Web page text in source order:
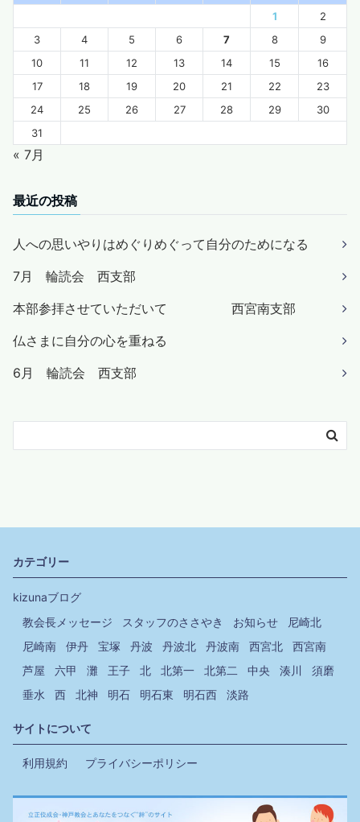
1
2
3
4 5 6 7 8
9
10
11 12 13 14 15
16
17
18 19 20 21 22
23
24
25 26 27 28 29
30
31
« 7月
最近の投稿
人への思いやりはめぐりめぐって自分のためになる
7月 輪読会 西支部
本部参拝させていただいて 西宮南支部
仏さまに自分の心を重ねる
6月 輪読会 西支部
カテゴリー
kizunaブログ
教会長メッセージ
スタッフのささやき お知らせ
尼崎北
尼崎南
伊丹 宝塚 丹波 丹波北 丹波南 西宮北
西宮南
芦屋
六甲 灘 王子 北 北第一 北第二 中央 湊川
須磨
垂水
西 北神 明石 明石東 明石西 淡路
サイトについて
利用規約 プライバシーポリシー